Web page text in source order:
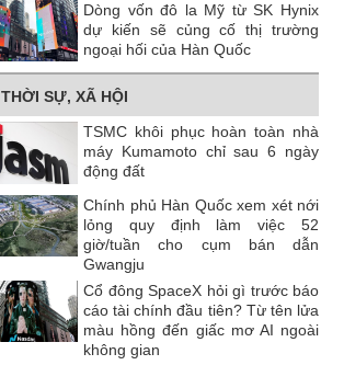
Dòng vốn đô la Mỹ từ SK Hynix
dự kiến ​​sẽ củng cố thị trường
ngoại hối của Hàn Quốc
THỜI SỰ, XÃ HỘI
TSMC khôi phục hoàn toàn nhà
máy Kumamoto chỉ sau 6 ngày
động đất
Chính phủ Hàn Quốc xem xét nới
lỏng quy định làm việc 52
giờ/tuần cho cụm bán dẫn
Gwangju
Cổ đông SpaceX hỏi gì trước báo
cáo tài chính đầu tiên? Từ tên lửa
màu hồng đến giấc mơ AI ngoài
không gian